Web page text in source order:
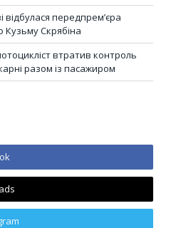
передпрем’єра
Кузьму Скрябіна
втратив контроль
разом із пасажиром